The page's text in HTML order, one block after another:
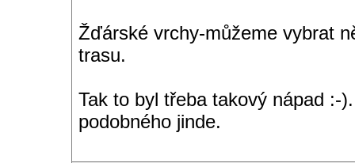
Žďárské vrchy-můžeme vybrat
trasu.
Tak to byl třeba takový nápad :-
podobného jinde.